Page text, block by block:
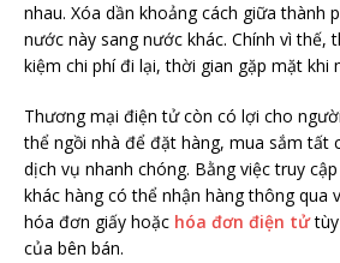
nhau. Xóa dần khoảng cách giữa thành
nước này sang nước khác. Chính vì
kiệm chi phí đi lại, thời gian gặp mặt khi
Thương mại điện tử còn có lợi cho
thể ngồi nhà để đặt hàng, mua sắm tất
dịch vụ nhanh chóng. Bằng việc truy
khác hàng có thể nhận hàng thông qua
hóa đơn giấy hoặc hóa đơn điện tửtùy
của bên bán.